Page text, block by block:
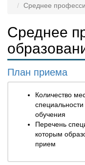
Среднее
Среднее
План приема
Количество
обучения
Перечень
которым
прием